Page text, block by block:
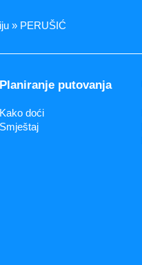
» PERUŠIĆ
Planiranje putovanja
Kako doći
Smještaj